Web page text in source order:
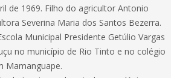
de 1969. Filho do agricultor Antonio
Severina Maria dos Santos Bezerra.
Municipal Presidente Getúlio Vargas
no município de Rio Tinto e no colégio
Mamanguape.